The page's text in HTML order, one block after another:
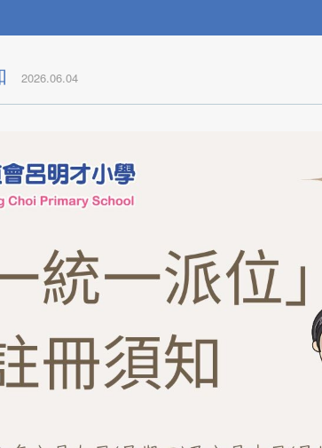
2026.06.04